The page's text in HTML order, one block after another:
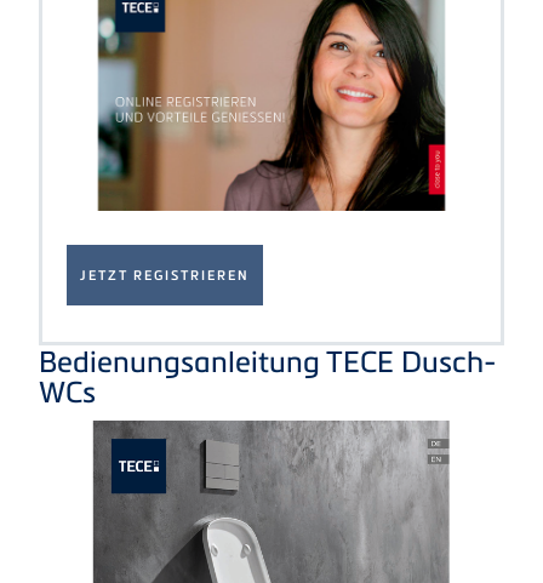
Vorteile
sichern
JETZT DUSCH-WC
REGISTRIEREN
Bedienungsanleitung TECE Dusch-
WCs